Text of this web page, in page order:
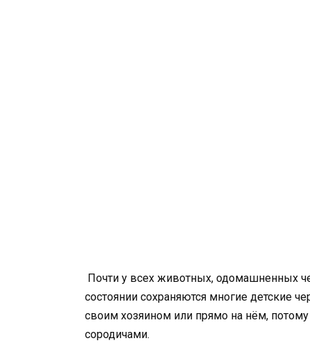
Почти у всех животных, одомашненных
состоянии сохраняются многие детские
своим хозяином или прямо на нём,
сородичами.